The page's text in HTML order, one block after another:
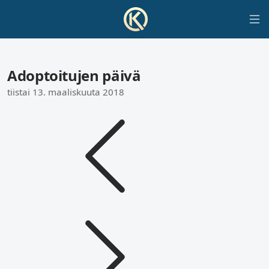
Adoptoitujen päivä
tiistai 13. maaliskuuta 2018